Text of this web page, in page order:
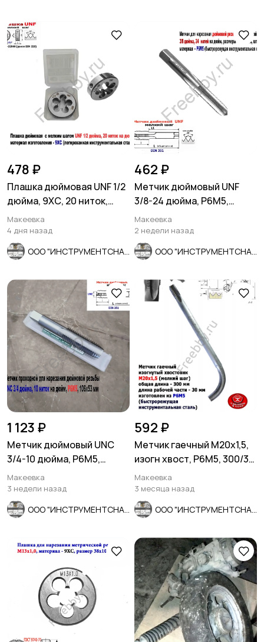
478 ₽
Плашка дюймовая UNF 1/2
дюйма, 9ХС, 20 ниток,
мелкий шаг, 38/10 мм.
Макеевка
4 дня назад
462 ₽
Метчик дюймовый UNF
3/8-24 дюйма, Р6М5,
штучный, 24 нитки, 80/34
мм.
Макеевка
2 недели назад
1 123 ₽
Метчик дюймовый UNC
3/4-10 дюйма, Р6М5,
штучный, 10 ниток, 106/53
мм.
Макеевка
3 недели назад
592 ₽
Метчик гаечный М20х1,5,
изогн хвост, Р6М5, 300/30
мм, мелкий шаг, СССР
Макеевка
3 месяца назад